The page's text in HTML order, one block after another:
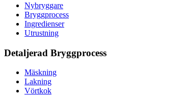
Nybryggare
Bryggprocess
Ingredienser
Utrustning
Detaljerad Bryggprocess
Mäskning
Lakning
Vörtkok